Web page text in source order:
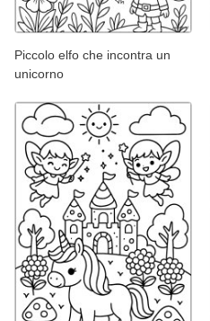
Piccolo elfo che incontra un
unicorno